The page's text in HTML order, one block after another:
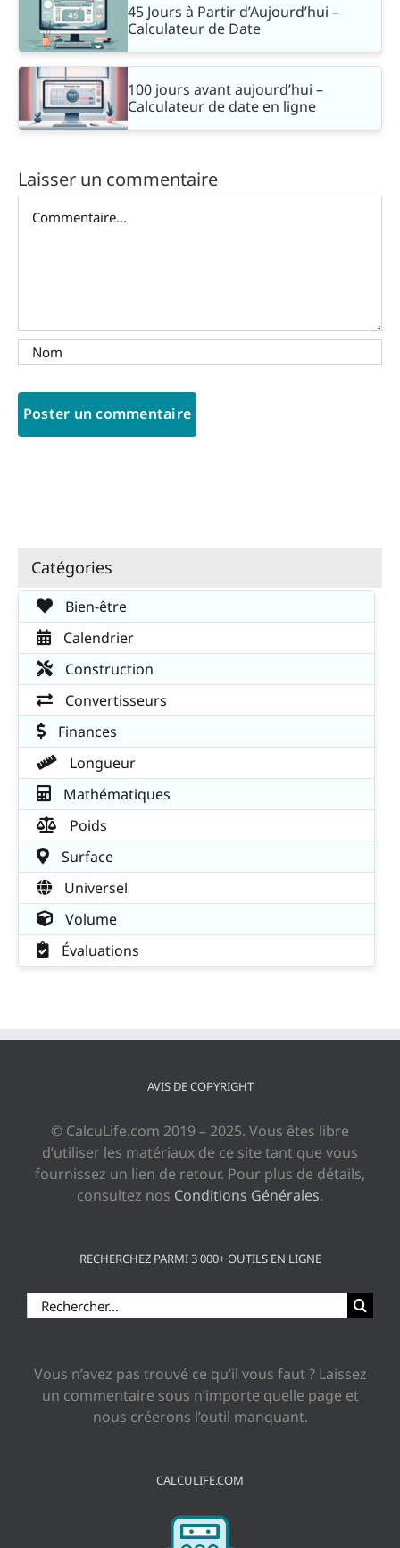
45 Jours à Partir d’Aujourd’hui –
Calculateur de Date
100 jours avant aujourd’hui –
Calculateur de date en ligne
Laisser un commentaire
Catégories
Bien-être
Calendrier
Construction
Convertisseurs
Finances
Longueur
Mathématiques
Poids
Surface
Universel
Volume
Évaluations
AVIS DE COPYRIGHT
© CalcuLife.com 2019 – 2025. Vous êtes libre
d’utiliser les matériaux de ce site tant que vous
fournissez un lien de retour. Pour plus de détails,
consultez nos Conditions Générales.
RECHERCHEZ PARMI 3 000+ OUTILS EN LIGNE
Rechercher:
Vous n’avez pas trouvé ce qu’il vous faut ? Laissez
un commentaire sous n’importe quelle page et
nous créerons l’outil manquant.
CALCULIFE.COM